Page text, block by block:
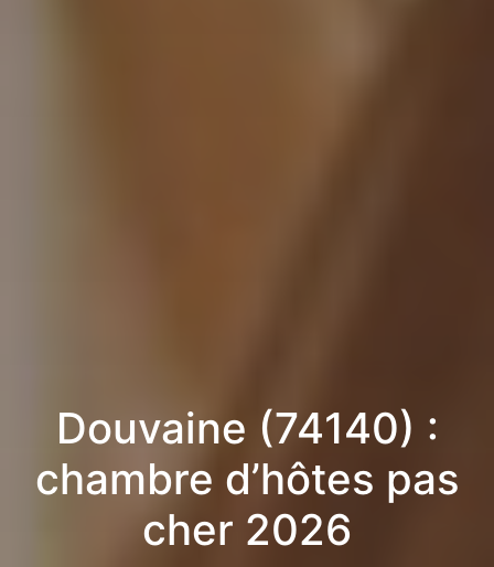
Douvaine (74140) :
chambre d’hôtes pas
cher 2026